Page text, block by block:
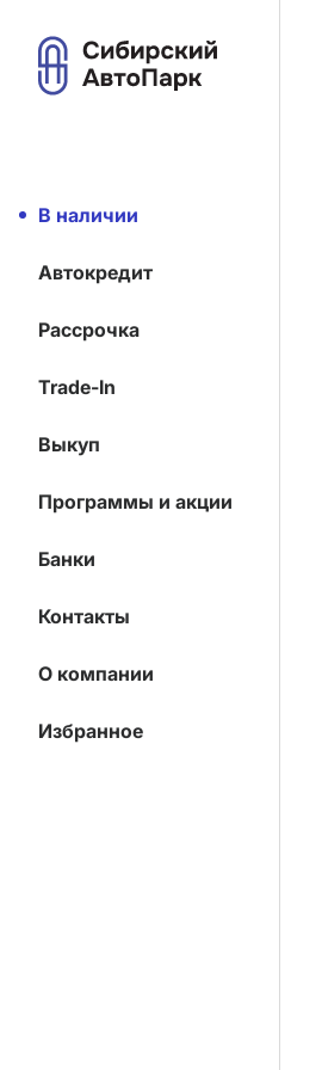
В наличии
Автокредит
Рассрочка
Trade-In
Выкуп
Программы и акции
Банки
Контакты
О компании
Избранное